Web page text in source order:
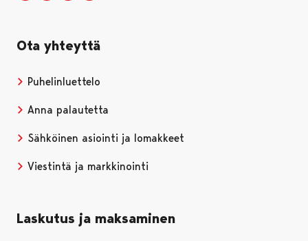
Ota yhteyttä
Puhelinluettelo
Anna palautetta
Sähköinen asiointi ja lomakkeet
Viestintä ja markkinointi
Laskutus ja maksaminen